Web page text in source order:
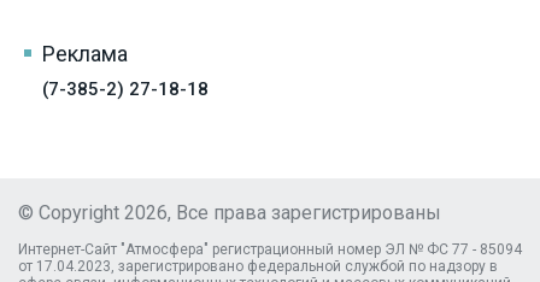
Реклама
(7-385-2) 27-18-18
© Copyright 2026, Все права зарегистрированы
Интернет-Сайт "Атмосфера" регистрационный номер ЭЛ № ФС 77 - 85094
от 17.04.2023, зарегистрировано федеральной службой по надзору в